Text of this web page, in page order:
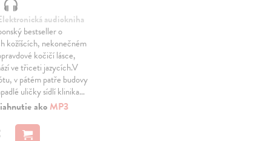
audiokniha
bestseller o
kožíšcích, nekonečném
kočičí lásce,
ve třiceti jazycích.V
v pátém patře budovy
uličky sídlí klinika…
ako MP3